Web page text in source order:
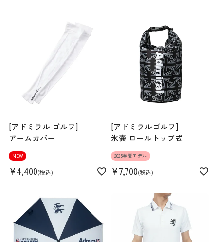
[アドミラル ゴルフ]
アームカバー
NEW
¥4,400 税込
[アドミラルゴルフ]
氷嚢 ロールトップ式
2025春夏モデル
¥7,700 税込